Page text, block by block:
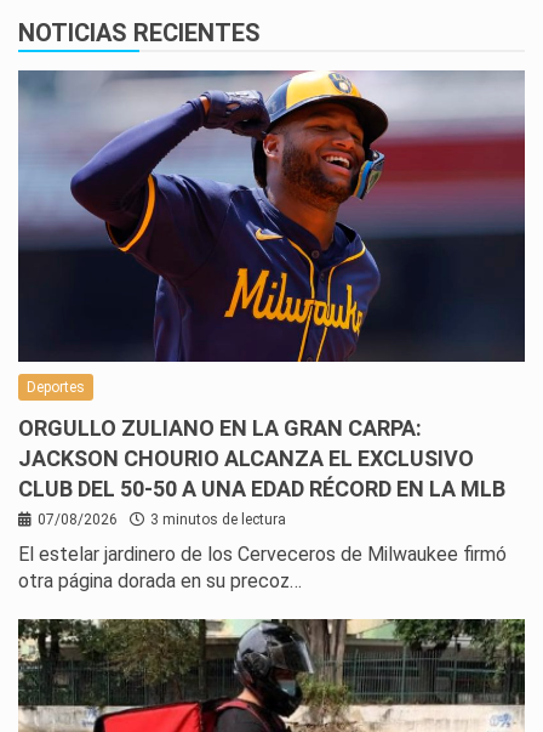
NOTICIAS RECIENTES
Deportes
ORGULLO ZULIANO EN LA GRAN CARPA:
JACKSON CHOURIO ALCANZA EL EXCLUSIVO
CLUB DEL 50-50 A UNA EDAD RÉCORD EN LA MLB
07/08/2026 3 minutos de lectura
El estelar jardinero de los Cerveceros de Milwaukee firmó
otra página dorada en su precoz…